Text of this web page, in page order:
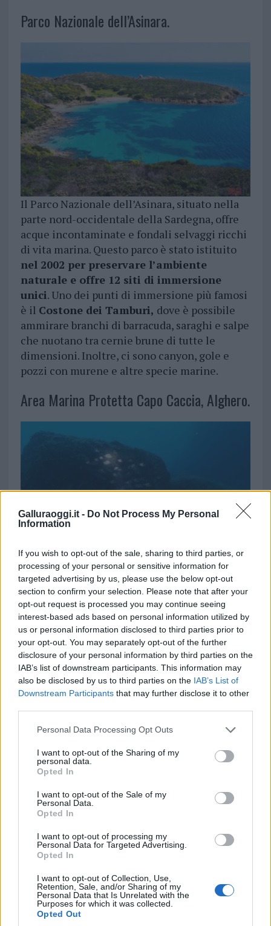
Galluraoggi.it - Do Not Process My Personal
Information
If you wish to opt-out of the sale, sharing to third parties, or
processing of your personal or sensitive information for
targeted advertising by us, please use the below opt-out
section to confirm your selection. Please note that after your
opt-out request is processed you may continue seeing
interest-based ads based on personal information utilized by
us or personal information disclosed to third parties prior to
your opt-out. You may separately opt-out of the further
disclosure of your personal information by third parties on the
IAB’s list of downstream participants. This information may
also be disclosed by us to third parties on the IAB’s List of
Downstream Participants that may further disclose it to other
Please note that this website/app uses one or more Google
not limited to your visit or usage behaviour. You may click to
grant or deny consent to Google and its third-party tags to
use your data for below specified purposes in below Google
consent section.
Personal Data Processing Opt Outs
I want to opt-out of the Sharing of my
personal data.
Opted In
I want to opt-out of the Sale of my
Personal Data.
Opted In
I want to opt-out of processing my
Personal Data for Targeted Advertising.
Opted In
I want to opt-out of Collection, Use,
Retention, Sale, and/or Sharing of my
Personal Data that Is Unrelated with the
Purposes for which it was collected.
Opted Out
Parco Nazionale dell’Asinara.
Il Parco Nazionale dell’Asinara, situato nella
parte nord-occidentale della Sardegna, offre
acque incontaminate e fondali selvaggi ricchi
di vita marina. Questo parco è stato istituito
nel 2002 per preservare l’ambiente
naturale e offre 12 siti di immersione
unici. Uno dei punti di immersione più famosi
è il Costone dei Tamburi, dove è possibile
ammirare branchi di barracuda, saraghi e salpe
che nuotano tra cernie brune di tutte le
dimensioni. Inoltre, ci sono canyon, gole e
pozzi con murene e altre specie marine.
Area Marina Protetta Capo Caccia, Alghero.
L’Area Marina Protetta Capo Caccia,
situata nella parte nord-occidentale della
Sardegna, offre affascinanti falesie calcaree,
grotte sommerse e una varietà di vita
marina. Uno dei punti di immersione più
famosi è la Grotta di Nereo, la più grande
grotta sommersa del Mediterraneo. Lunga
circa 300 metri, questa grotta è unvero e
proprio santuario per i subacquei, con una
ricca varietà di colori e forme di vita
Ogliastra.
L’Ogliastra offre una varietà di siti di